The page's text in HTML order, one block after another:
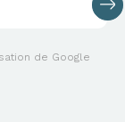
de Google